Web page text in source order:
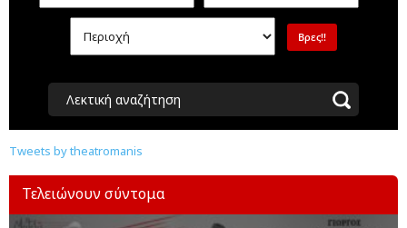
Λεκτική αναζήτηση
Tweets by theatromanis
Τελειώνουν σύντομα